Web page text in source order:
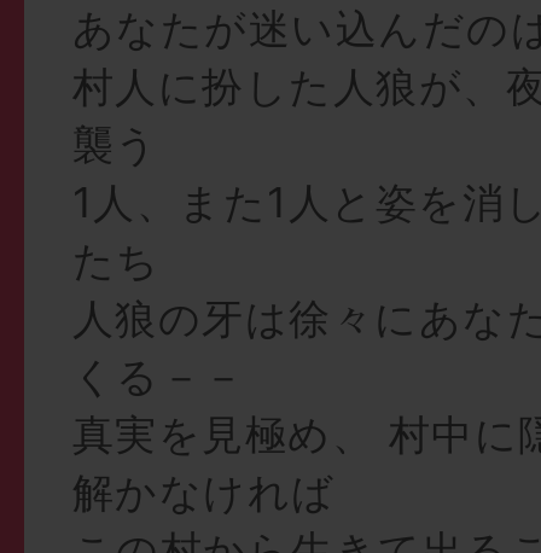
あなたが迷い込んだの
村人に扮した人狼が、
襲う
1人、また1人と姿を消
たち
人狼の牙は徐々にあな
くる－－
真実を見極め、 村中に
解かなければ